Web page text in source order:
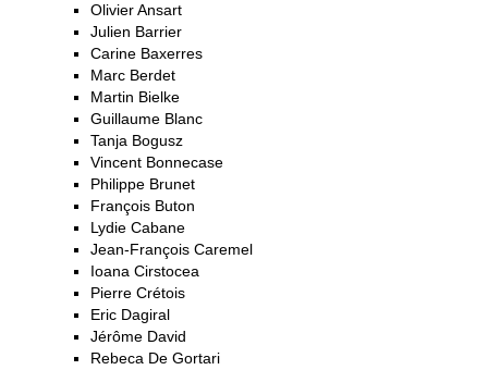
Olivier Ansart
Julien Barrier
Carine Baxerres
Marc Berdet
Martin Bielke
Guillaume Blanc
Tanja Bogusz
Vincent Bonnecase
Philippe Brunet
François Buton
Lydie Cabane
Jean-François Caremel
Ioana Cirstocea
Pierre Crétois
Eric Dagiral
Jérôme David
Rebeca De Gortari